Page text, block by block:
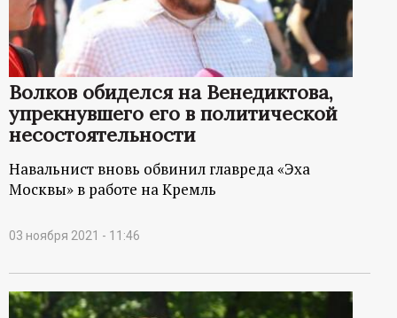
Волков обиделся на Венедиктова,
упрекнувшего его в политической
несостоятельности
Навальнист вновь обвинил главреда «Эха
Москвы» в работе на Кремль
03 ноября 2021 - 11:46